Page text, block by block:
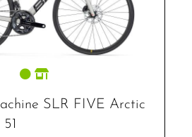
SLR FIVE Arctic